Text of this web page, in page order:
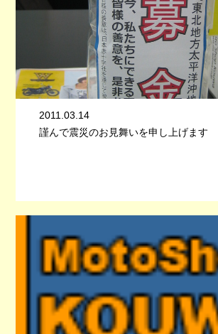
2011.03.14
謹んで震災のお見舞いを申し上げます